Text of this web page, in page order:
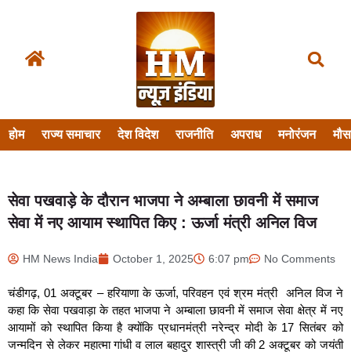
होम राज्य समाचार देश विदेश राजनीति अपराध मनोरंजन
सेवा पखवाड़े के दौरान भाजपा ने अम्बाला छावनी में समाज
सेवा में नए आयाम स्थापित किए : ऊर्जा मंत्री अनिल विज
HM News India October 1, 2025 6:07 pm No Comments
चंडीगढ़, 01 अक्टूबर – हरियाणा के ऊर्जा, परिवहन एवं श्रम मंत्री अनिल विज ने
कहा कि सेवा पखवाड़ा के तहत भाजपा ने अम्बाला छावनी में समाज सेवा क्षेत्र में नए
आयामों को स्थापित किया है क्योंकि प्रधानमंत्री नरेन्द्र मोदी के 17 सितंबर को
जन्मदिन से लेकर महात्मा गांधी व लाल बहादुर शास्त्री जी की 2 अक्टूबर को जयंती